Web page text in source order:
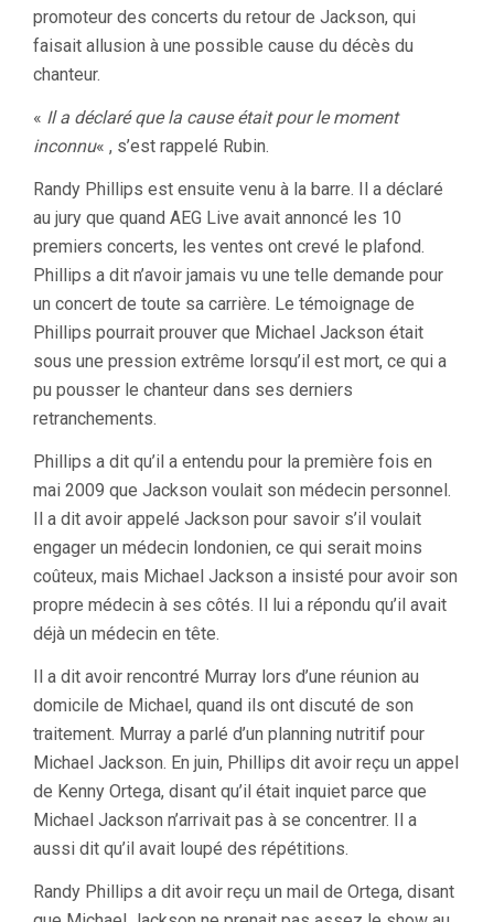
promoteur des concerts du retour de Jackson, qui
faisait allusion à une possible cause du décès du
chanteur.
« Il a déclaré que la cause était pour le moment
inconnu« , s’est rappelé Rubin.
Randy Phillips est ensuite venu à la barre. Il a déclaré
au jury que quand AEG Live avait annoncé les 10
premiers concerts, les ventes ont crevé le plafond.
Phillips a dit n’avoir jamais vu une telle demande pour
un concert de toute sa carrière. Le témoignage de
Phillips pourrait prouver que Michael Jackson était
sous une pression extrême lorsqu’il est mort, ce qui a
pu pousser le chanteur dans ses derniers
retranchements.
Phillips a dit qu’il a entendu pour la première fois en
mai 2009 que Jackson voulait son médecin personnel.
Il a dit avoir appelé Jackson pour savoir s’il voulait
engager un médecin londonien, ce qui serait moins
coûteux, mais Michael Jackson a insisté pour avoir son
propre médecin à ses côtés. Il lui a répondu qu’il avait
déjà un médecin en tête.
Il a dit avoir rencontré Murray lors d’une réunion au
domicile de Michael, quand ils ont discuté de son
traitement. Murray a parlé d’un planning nutritif pour
Michael Jackson. En juin, Phillips dit avoir reçu un appel
de Kenny Ortega, disant qu’il était inquiet parce que
Michael Jackson n’arrivait pas à se concentrer. Il a
aussi dit qu’il avait loupé des répétitions.
Randy Phillips a dit avoir reçu un mail de Ortega, disant